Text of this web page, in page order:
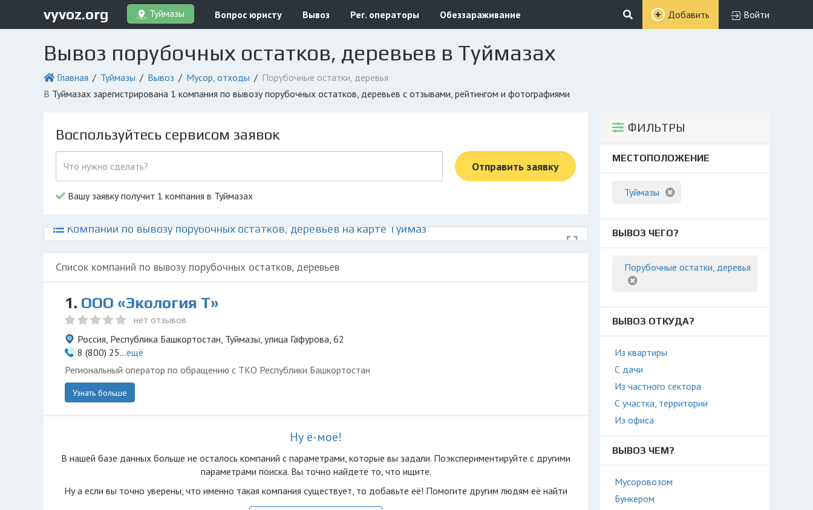
vyvoz.org Туймазы Вопрос юристу Вывоз Рег. операторы Обеззараживание Добавить Войти
Вывоз порубочных остатков, деревьев в Туймазах
Главная Туймазы Вывоз Мусор, отходы
Порубочные остатки, деревья
в Туймазах зарегистрирована 1 компания по вывозу порубочных остатков, деревьев с отзывами, рейтингом и фотографиями
ФИЛЬТРЫ
МЕСТОПОЛОЖЕНИЕ
Туймазы
ВЫВОЗ ЧЕГО?
Порубочные остатки, деревья
ВЫВОЗ ОТКУДА?
Из квартиры
С дачи
Из частного сектора
С участка, территории
Из офиса
ВЫВОЗ ЧЕМ?
Мусоровозом
Бункером
Воспользуйтесь сервисом заявок
Отправить заявку
Вашу заявку получит 1 компания в Туймазах
Компании по вывозу порубочных остатков, деревьев на карте Туймаз
Список компаний по вывозу порубочных остатков, деревьев
1. ООО «Экология Т»
нет отзывов
Россия, Республика Башкортостан, Туймазы, улица Гафурова, 62
8 (800) 25...ещё
Региональный оператор по обращению с ТКО Республики Башкортостан
Узнать больше
Ну ё-моё!
В нашей базе данных больше не осталоcь компаний с параметрами, которые вы задали. Поэкспериментируйте с другими
параметрами поиска. Вы точно найдете то, что ищите.
Ну а если вы точно уверены, что именно такая компания существует, то добавьте её! Помогите другим людям её найти